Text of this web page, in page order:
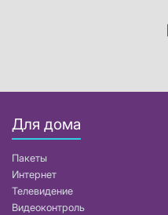
Для дома
Пакеты
Интернет
Телевидение
Видеоконтроль